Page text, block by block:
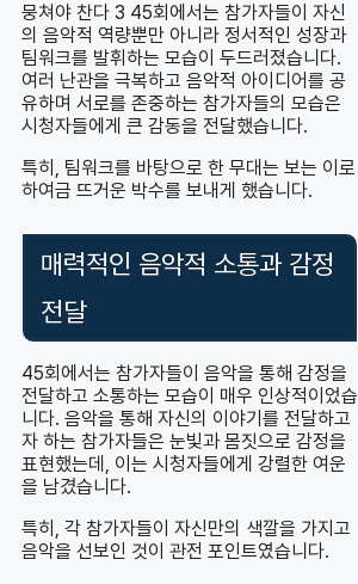
뭉쳐야 찬다 3 45회에서는 참가자들이 자신
의 음악적 역량뿐만 아니라 정서적인 성장과
팀워크를 발휘하는 모습이 두드러졌습니다.
여러 난관을 극복하고 음악적 아이디어를 공
유하며 서로를 존중하는 참가자들의 모습은
시청자들에게 큰 감동을 전달했습니다.
특히, 팀워크를 바탕으로 한 무대는 보는 이로
하여금 뜨거운 박수를 보내게 했습니다.
매력적인 음악적 소통과 감정
전달
45회에서는 참가자들이 음악을 통해 감정을
전달하고 소통하는 모습이 매우 인상적이었습
니다. 음악을 통해 자신의 이야기를 전달하고
자 하는 참가자들은 눈빛과 몸짓으로 감정을
표현했는데, 이는 시청자들에게 강렬한 여운
을 남겼습니다.
특히, 각 참가자들이 자신만의 색깔을 가지고
음악을 선보인 것이 관전 포인트였습니다.